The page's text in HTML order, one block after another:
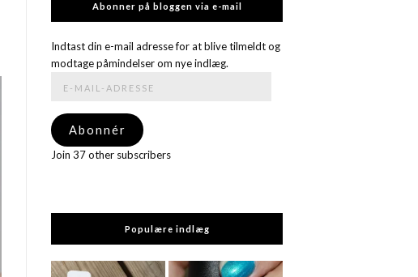
Abonner på bloggen via e-mail
Indtast din e-mail adresse for at blive tilmeldt og
modtage påmindelser om nye indlæg.
adresse
Abonnér
Join 37 other subscribers
Populære indlæg